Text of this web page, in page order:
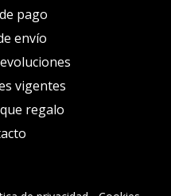
pago
envío
vigentes
regalo